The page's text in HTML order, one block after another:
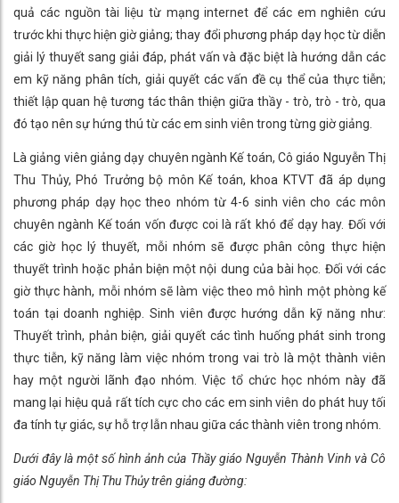
quả các nguồn tài liệu từ mạng internet để các em nghiên cứu
trước khi thực hiện giờ giảng; thay đổi phương pháp dạy học từ diễn
giải lý thuyết sang giải đáp, phát vấn và đặc biệt là hướng dẫn các
em kỹ năng phân tích, giải quyết các vấn đề cụ thể của thực tiễn;
thiết lập quan hệ tương tác thân thiện giữa thầy - trò, trò - trò, qua
đó tạo nên sự hứng thú từ các em sinh viên trong từng giờ giảng.
Là giảng viên giảng dạy chuyên ngành Kế toán, Cô giáo Nguyễn Thị
Thu Thủy, Phó Trưởng bộ môn Kế toán, khoa KTVT đã áp dụng
phương pháp dạy học theo nhóm từ 4-6 sinh viên cho các môn
chuyên ngành Kế toán vốn được coi là rất khó để dạy hay. Đối với
các giờ học lý thuyết, mỗi nhóm sẽ được phân công thực hiện
thuyết trình hoặc phản biện một nội dung của bài học. Đối với các
giờ thực hành, mỗi nhóm sẽ làm việc theo mô hình một phòng kế
toán tại doanh nghiệp. Sinh viên được hướng dẫn kỹ năng như:
Thuyết trình, phản biện, giải quyết các tình huống phát sinh trong
thực tiễn, kỹ năng làm việc nhóm trong vai trò là một thành viên
hay một người lãnh đạo nhóm. Việc tổ chức học nhóm này đã
mang lại hiệu quả rất tích cực cho các em sinh viên do phát huy tối
đa tính tự giác, sự hỗ trợ lẫn nhau giữa các thành viên trong nhóm.
Dưới đây là một số hình ảnh của Thầy giáo Nguyễn Thành Vinh và Cô
giáo Nguyễn Thị Thu Thủy trên giảng đường: